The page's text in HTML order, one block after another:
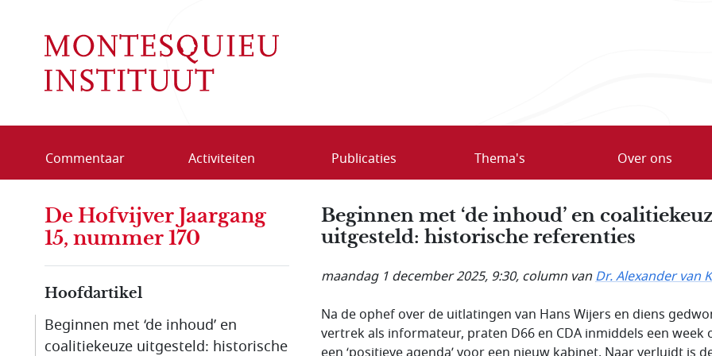
Commentaar Activiteiten Publicaties Thema's Over ons
Beginnen met ‘de inhoud’ en
uitgesteld: historische referenties
maandag 1 december 2025, 9:30, column vanDr. Alexander van
Na de ophef over de uitlatingen van Hans Wijers en diens
vertrek als informateur, praten D66 en CDA inmiddels een week
De Hofvijver Jaargang
15, nummer 170
Hoofdartikel
Beginnen met ‘de inhoud’ en
coalitiekeuze uitgesteld: historische